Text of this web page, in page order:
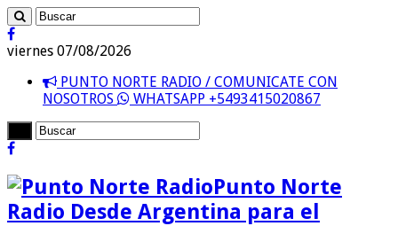
viernes 07/08/2026
PUNTO NORTE RADIO / COMUNICATE CON
NOSOTROS
WHATSAPP +5493415020867
Punto Norte
Radio Desde Argentina para el